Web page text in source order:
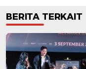
BERITA TERKAIT